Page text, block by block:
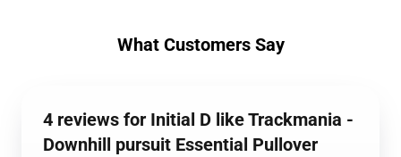
What Customers Say
4 reviews for Initial D like Trackmania -
Downhill pursuit Essential Pullover